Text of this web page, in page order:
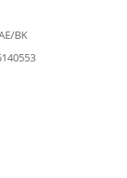
BK